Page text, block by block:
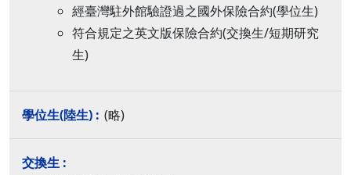
經臺灣駐外館驗證過之國外保險合約(學位生)
符合規定之英文版保險合約(交換生/短期研究
生)
(略)